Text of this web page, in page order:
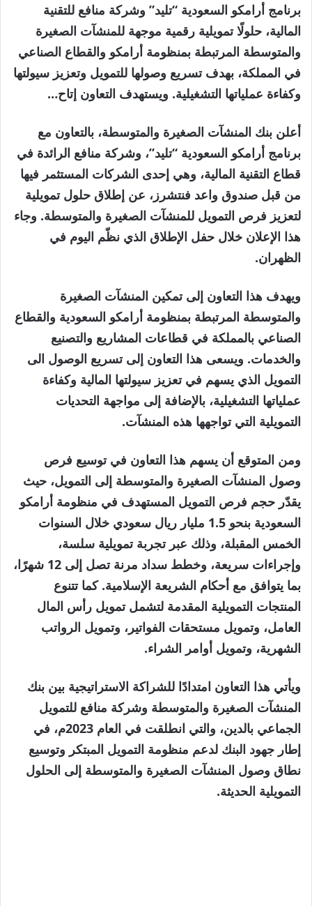
برنامج أرامكو السعودية “تليد” وشركة منافع للتقنية
المالية، حلولًا تمويلية رقمية موجهة للمنشآت الصغيرة
والمتوسطة المرتبطة بمنظومة أرامكو والقطاع الصناعي
في المملكة، بهدف تسريع وصولها للتمويل وتعزيز سيولتها
وكفاءة عملياتها التشغيلية. ويستهدف التعاون إتاح…
أعلن بنك المنشآت الصغيرة والمتوسطة، بالتعاون مع
برنامج أرامكو السعودية “تليد”، وشركة منافع الرائدة في
قطاع التقنية المالية، وهي إحدى الشركات المستثمر فيها
من قبل صندوق واعد فنتشرز، عن إطلاق حلول تمويلية
لتعزيز فرص التمويل للمنشآت الصغيرة والمتوسطة. وجاء
هذا الإعلان خلال حفل الإطلاق الذي نظّم اليوم في
الظهران.
ويهدف هذا التعاون إلى تمكين المنشآت الصغيرة
والمتوسطة المرتبطة بمنظومة أرامكو السعودية والقطاع
الصناعي بالمملكة في قطاعات المشاريع والتصنيع
والخدمات. ويسعى هذا التعاون إلى تسريع الوصول الى
التمويل الذي يسهم في تعزيز سيولتها المالية وكفاءة
عملياتها التشغيلية، بالإضافة إلى مواجهة التحديات
التمويلية التي تواجهها هذه المنشآت.
ومن المتوقع أن يسهم هذا التعاون في توسيع فرص
وصول المنشآت الصغيرة والمتوسطة إلى التمويل، حيث
يقدّر حجم فرص التمويل المستهدف في منظومة أرامكو
السعودية بنحو 1.5 مليار ريال سعودي خلال السنوات
الخمس المقبلة، وذلك عبر تجربة تمويلية سلسة،
وإجراءات سريعة، وخطط سداد مرنة تصل إلى 12 شهرًا،
بما يتوافق مع أحكام الشريعة الإسلامية. كما تتنوع
المنتجات التمويلية المقدمة لتشمل تمويل رأس المال
العامل، وتمويل مستحقات الفواتير، وتمويل الرواتب
الشهرية، وتمويل أوامر الشراء.
ويأتي هذا التعاون امتدادًا للشراكة الاستراتيجية بين بنك
المنشآت الصغيرة والمتوسطة وشركة منافع للتمويل
الجماعي بالدين، والتي انطلقت في العام 2023م، في
إطار جهود البنك لدعم منظومة التمويل المبتكر وتوسيع
نطاق وصول المنشآت الصغيرة والمتوسطة إلى الحلول
التمويلية الحديثة.